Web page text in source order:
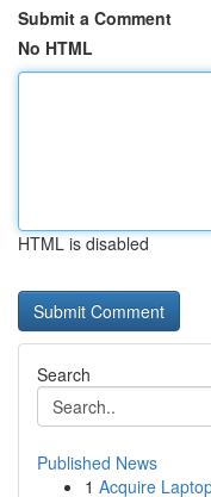
Submit a Comment
No HTML
HTML is disabled
Search
Published News
1 Acquire